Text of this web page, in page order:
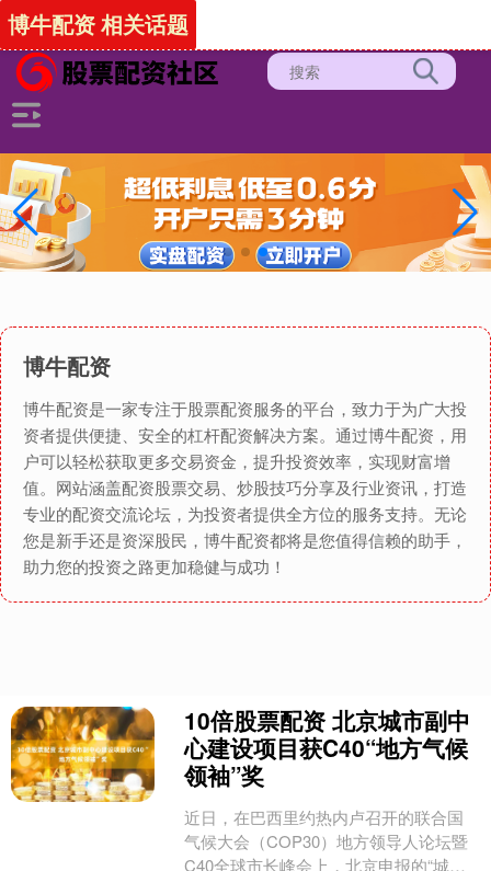
-->
博牛配资
博牛配资是一家专注于股票配资服务的平台，致力于为广大投
资者提供便捷、安全的杠杆配资解决方案。通过博牛配资，用
户可以轻松获取更多交易资金，提升投资效率，实现财富增
值。网站涵盖配资股票交易、炒股技巧分享及行业资讯，打造
专业的配资交流论坛，为投资者提供全方位的服务支持。无论
您是新手还是资深股民，博牛配资都将是您值得信赖的助手，
助力您的投资之路更加稳健与成功！
博牛配资 相关话题
10倍股票配资 北京城市副中
心建设项目获C40“地方气候
领袖”奖
近日，在巴西里约热内卢召开的联合国
气候大会（COP30）地方领导人论坛暨
C40全球市长峰会上，北京申报的“城市